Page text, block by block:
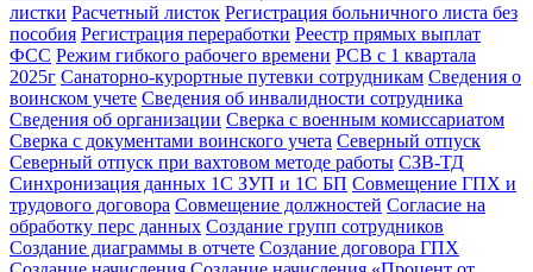
листки Расчетный листок Регистрация больничного листа без
пособия Регистрация переработки Реестр прямых выплат
ФСС Режим гибкого рабочего времени РСВ с 1 квартала
2025г Санаторно-курортные путевки сотрудникам Сведения о
воинском учете Сведения об инвалидности сотрудника
Сведения об организации Сверка с военным комиссариатом
Сверка с документами воинского учета Северный отпуск
Северный отпуск при вахтовом методе работы СЗВ-ТД
Синхронизация данных 1С ЗУП и 1С БП Совмещение ГПХ и
трудового договора Совмещение должностей Согласие на
обработку перс данных Создание групп сотрудников
Создание диаграммы в отчете Создание договора ГПХ